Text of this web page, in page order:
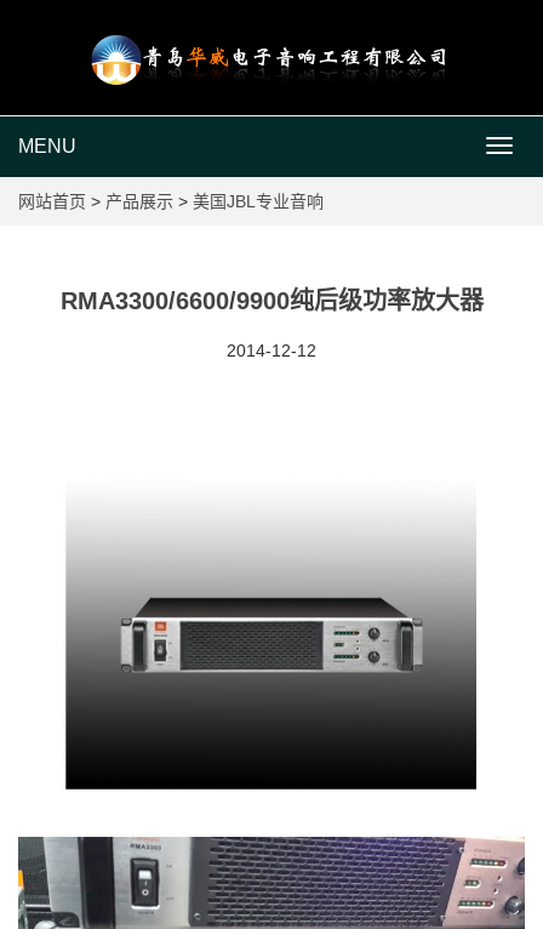
MENU
网站首页 > 产品展示 > 美国JBL专业音响
RMA3300/6600/9900纯后级功率放大器
2014-12-12